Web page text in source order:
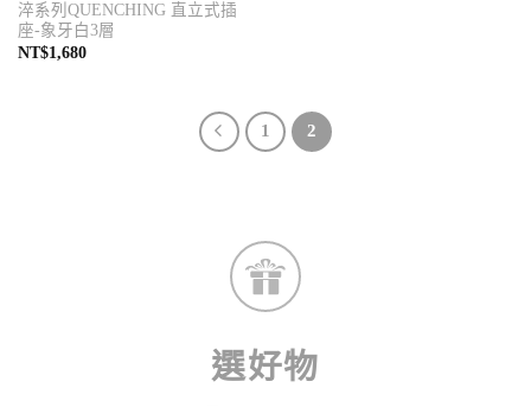
淬系列QUENCHING 直立式插
座-象牙白3層
NT$1,680
1 2
選好物